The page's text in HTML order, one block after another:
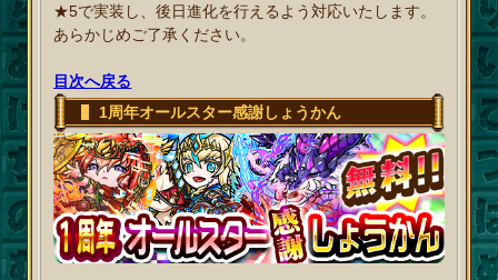
★5で実装し、後日進化を行えるよう対応いたします。
あらかじめご了承ください。
目次へ戻る
1周年オールスター感謝しょうかん